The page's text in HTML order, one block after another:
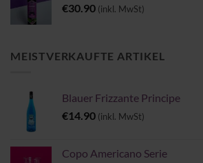
€30.90 (inkl. MwSt)
MEISTVERKAUFTE ARTIKEL
Blauer Frizzante Principe
€14.90 (inkl. MwSt)
Copo Americano Serie